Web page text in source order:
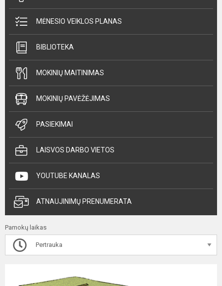
MĖNESIO VEIKLOS PLANAS
BIBLIOTEKA
MOKINIŲ MAITINIMAS
MOKINIŲ PAVĖŽĖJIMAS
PASIEKIMAI
LAISVOS DARBO VIETOS
YOUTUBE KANALAS
ATNAUJINIMŲ PRENUMERATA
Pamokų laikas
Pertrauka